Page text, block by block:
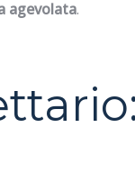
agevolata.